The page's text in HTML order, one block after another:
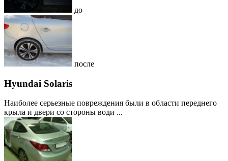
до
после
Hyundai Solaris
Наиболее серьезные повреждения были в области переднего
крыла и двери со стороны води ...